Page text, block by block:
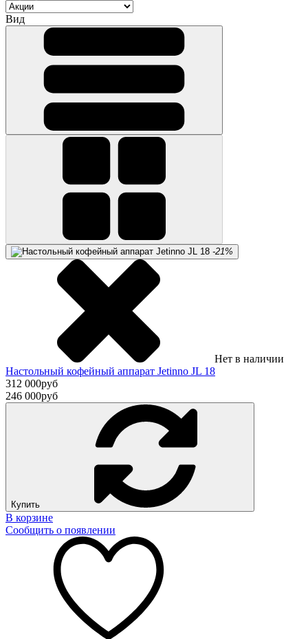
Вид
-21%
Нет в наличии
Настольный кофейный аппарат Jetinno JL 18
312 000руб
246 000руб
Купить
В корзине
Сообщить о появлении